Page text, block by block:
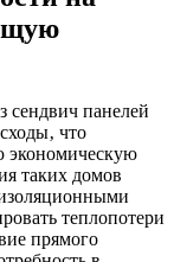
сендвич панелей
что
экономическую
таких домов
теплопотери
прямого